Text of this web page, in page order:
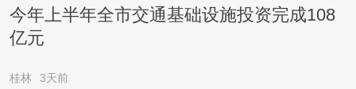
今年上半年全市交通基础设施投资完成108
亿元
桂林 3天前